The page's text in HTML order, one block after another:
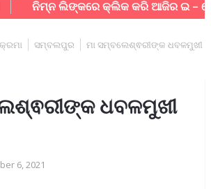
ଲିଙ୍କରେ କ୍ଲିକ କରି ଆଜିର ଇ – ପେପର
ସମ୍ବଲପୁର
ମା ସମ୍ବଲେଶ୍ଵରୀଙ୍କ ଧବଳମୁଖୀ
ଧବଳମୁଖୀ
6, 2021